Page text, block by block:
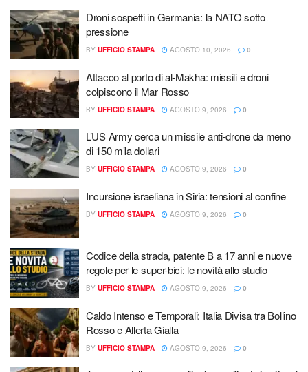
Droni sospetti in Germania: la NATO sotto
pressione
BY UFFICIO STAMPA AGOSTO 10, 2026 0
Attacco al porto di al-Makha: missili e droni
colpiscono il Mar Rosso
BY UFFICIO STAMPA AGOSTO 9, 2026 0
L’US Army cerca un missile anti-drone da meno
di 150 mila dollari
BY UFFICIO STAMPA AGOSTO 9, 2026 0
Incursione israeliana in Siria: tensioni al confine
BY UFFICIO STAMPA AGOSTO 9, 2026 0
Codice della strada, patente B a 17 anni e nuove
regole per le super-bici: le novità allo studio
BY UFFICIO STAMPA AGOSTO 9, 2026 0
Caldo Intenso e Temporali: Italia Divisa tra Bollino
Rosso e Allerta Gialla
BY UFFICIO STAMPA AGOSTO 9, 2026 0